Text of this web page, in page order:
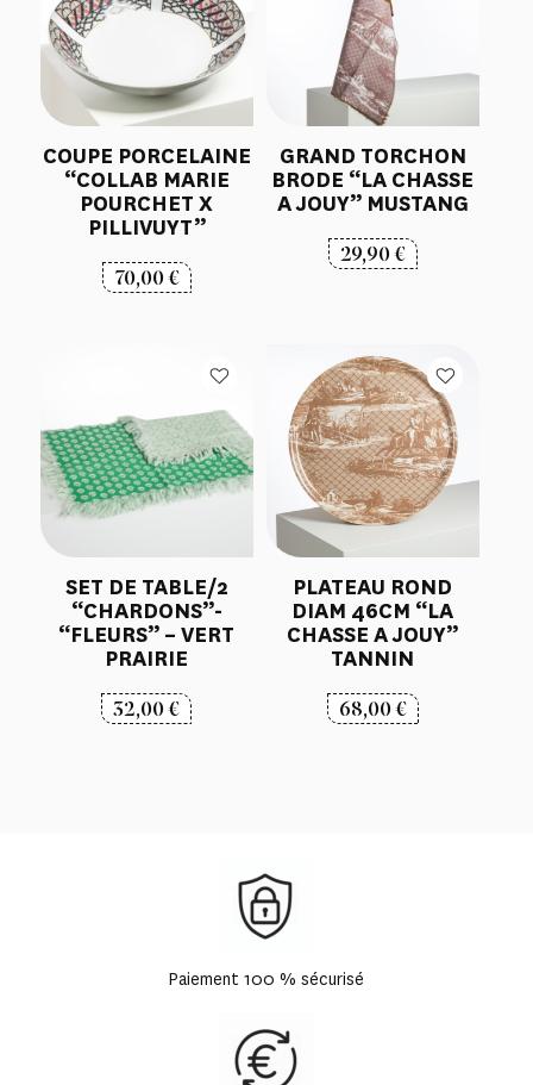
COUPE PORCELAINE
“COLLAB MARIE
POURCHET X
PILLIVUYT”
70,00€
GRAND TORCHON
BRODE “LA CHASSE
A JOUY” MUSTANG
29,90€
SET DE TABLE/2
“CHARDONS”-
“FLEURS” – VERT
PRAIRIE
32,00€
PLATEAU ROND
DIAM 46CM “LA
CHASSE A JOUY”
TANNIN
68,00€
Paiement 100 % sécurisé